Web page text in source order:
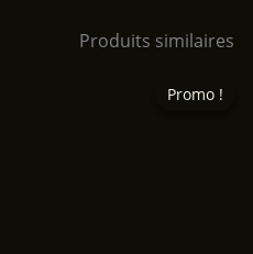
Produits similaires
Promo !
Promo !